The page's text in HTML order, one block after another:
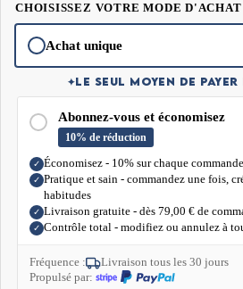
CHOISISSEZ VOTRE MODE D'ACHAT
Achat unique
✦LE SEUL MOYEN DE
Abonnez-vous et économisez
10% de réduction
✓ Économisez - 10% sur chaque commande
✓ Pratique et sain - commandez une fois,
habitudes
✓ Livraison gratuite - dès 79,00 € de
✓ Contrôle total - modifiez ou annulez à
Fréquence :
Livraison tous les 30 jours
Propulsé par: